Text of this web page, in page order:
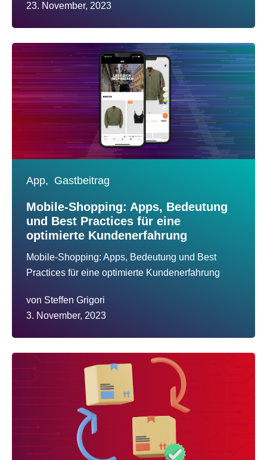
23. November, 2023
App, Gastbeitrag
Mobile-Shopping: Apps, Bedeutung
und Best Practices für eine
optimierte Kundenerfahrung
Mobile-Shopping: Apps, Bedeutung und Best
Practices für eine optimierte Kundenerfahrung
von Steffen Grigori
3. November, 2023